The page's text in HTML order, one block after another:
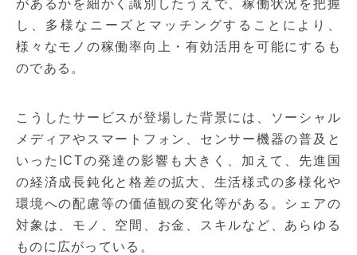
があるかを細かく識別したうえで、稼働状況を把握
し、多様なニーズとマッチングすることにより、
様々なモノの稼働率向上・有効活用を可能にするも
のである。
こうしたサービスが登場した背景には、ソーシャル
メディアやスマートフォン、センサー機器の普及と
いったICTの発達の影響も大きく、加えて、先進国
の経済成長鈍化と格差の拡大、生活様式の多様化や
環境への配慮等の価値観の変化等がある。シェアの
対象は、モノ、空間、お金、スキルなど、あらゆる
ものに広がっている。